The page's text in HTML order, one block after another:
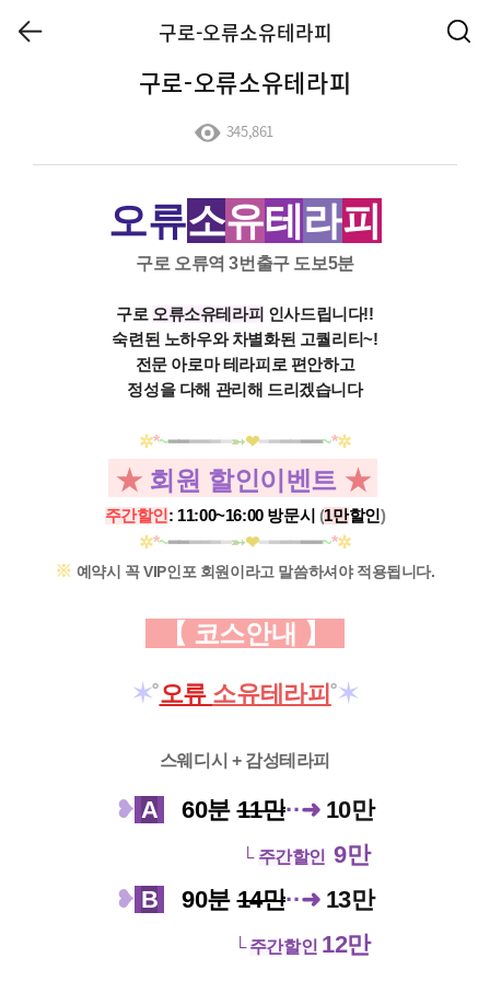
구로-오류소유테라피
구로-오류소유테라피
345,861
오류소유테라피
구로 오류역 3번출구 도보5분
구로 오류소유테라피 인사드립니다!!
숙련된 노하우와 차별화된 고퀄리티~!
전문 아로마 테라피로 편안하고
정성을 다해 관리해 드리겠습니다
✲*~━━━━━━➵❤━━━━━━~*✲
★ 회원 할인이벤트 ★
주간할인: 11:00~16:00 방문시 (1만할인)
✲*~━━━━━━➵❤━━━━━━~*✲
※ 예약시 꼭VIP인포 회원이라고 말씀하셔야 적용됩니다.
【 코스안내 】
✶˚오류 소유테라피˚✶
스웨디시 + 감성테라피
❥ A 060분11만··➜ 10만
└ 주간할인 9만
❥ B 090분14만··➜ 13만
└주간할인 12만